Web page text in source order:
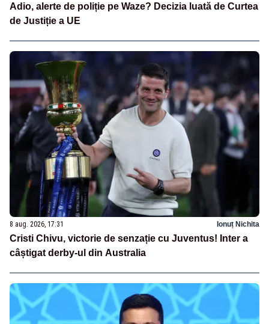
Adio, alerte de poliție pe Waze? Decizia luată de Curtea
de Justiție a UE
8 aug. 2026, 17:31 Ionuț Nichita
Cristi Chivu, victorie de senzație cu Juventus! Inter a
câștigat derby-ul din Australia